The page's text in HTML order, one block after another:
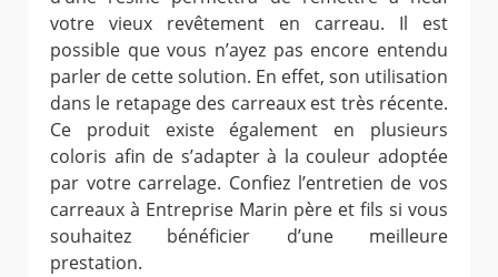
votre vieux revêtement en carreau. Il est
possible que vous n’ayez pas encore entendu
parler de cette solution. En effet, son utilisation
dans le retapage des carreaux est très récente.
Ce produit existe également en plusieurs
coloris afin de s’adapter à la couleur adoptée
par votre carrelage. Confiez l’entretien de vos
carreaux à Entreprise Marin père et fils si vous
souhaitez bénéficier d’une meilleure
prestation.